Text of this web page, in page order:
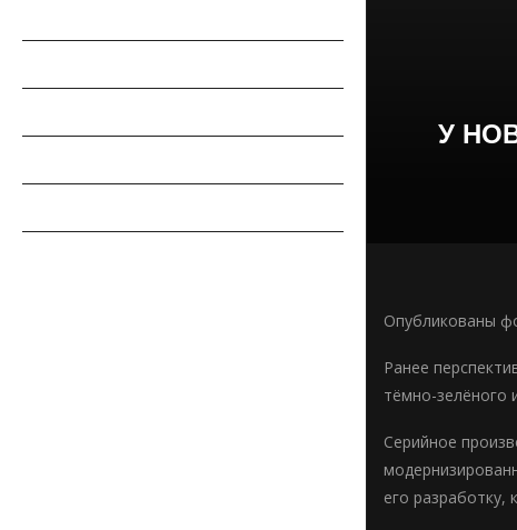
У
Опубликованы
Ранее
тёмно-зелёного
Серийное
его разработку,